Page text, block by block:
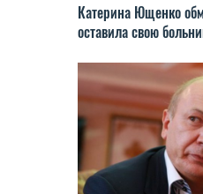
Катерина Ющенко
оставила свою